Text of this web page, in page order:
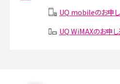
SMSとは？料金やできること、注意点や届
iPhone 16eとiPhone SE（第3世代）の違い
UQ mobileのお申し
UQ WiMAXのお申し